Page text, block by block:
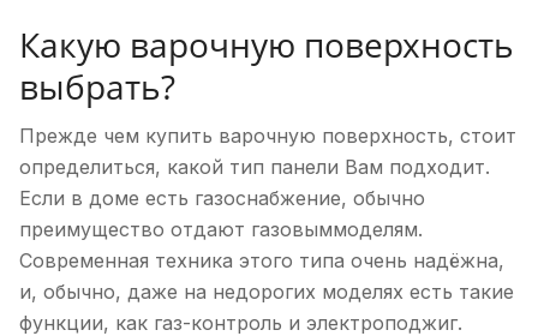
Какую варочную поверхность
выбрать?
Прежде чем купить варочную поверхность, стоит
определиться, какой тип панели Вам подходит.
Если в доме есть газоснабжение, обычно
преимущество отдают газовыммоделям.
Современная техника этого типа очень надёжна,
и, обычно, даже на недорогих моделях есть такие
функции, как газ-контроль и электроподжиг.